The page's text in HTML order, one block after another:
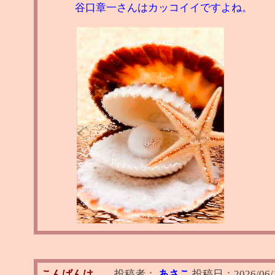
谷口章一さんはカッコイイですよね。